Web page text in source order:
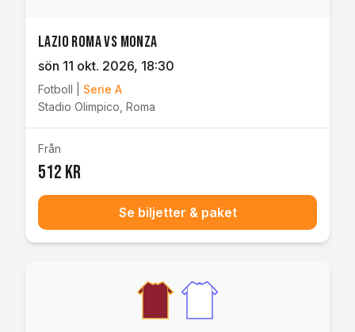
Lazio Roma vs Monza
sön 11 okt. 2026, 18:30
Fotboll
Serie A
Stadio Olimpico Roma
Från
512 kr
Se biljetter & paket